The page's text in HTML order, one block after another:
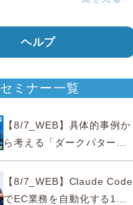
ヘルプ
セミナー一覧
【8/7_WEB】具体的事例か
ら考える「ダークパター
ン」をめぐる問題【薬事法
広告研究所×通販通信
ECMO】
【8/7_WEB】Claude Code
でEC業務を自動化する1日